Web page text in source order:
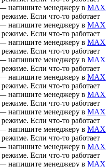
— напишите менеджеру в MAX
Если что-то работает
— напишите менеджеру в MAX
Если что-то работает
— напишите менеджеру в MAX
Если что-то работает
— напишите менеджеру в MAX
Если что-то работает
— напишите менеджеру в MAX
Если что-то работает
— напишите менеджеру в MAX
Если что-то работает
— напишите менеджеру в MAX
Если что-то работает
— напишите менеджеру в MAX
Если что-то работает
— напишите менеджеру в MAX
Если что-то работает
— напишите менеджеру в MAX